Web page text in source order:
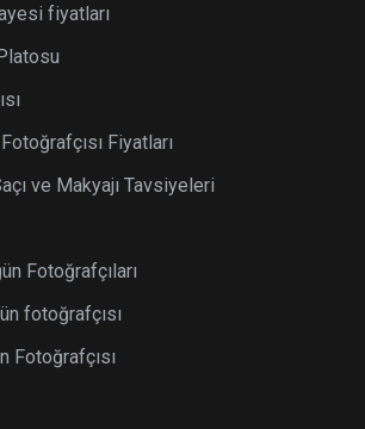
fiyatları
Fiyatları
ve Makyajı Tavsiyeleri
Fotoğrafçıları
fotoğrafçısı
Fotoğrafçısı